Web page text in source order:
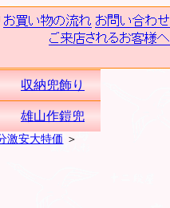
収納兜飾り
雄山作鎧兜
激安大特価 ＞